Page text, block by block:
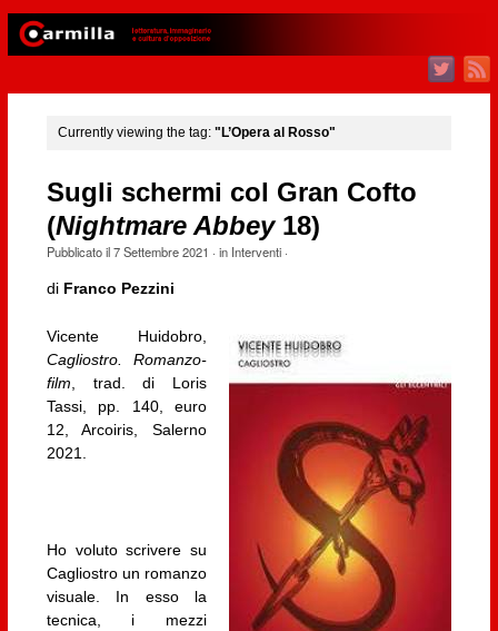
Currently viewing the tag: "L’Opera al Rosso"
Sugli schermi col Gran Cofto
(Nightmare Abbey18)
Pubblicato il7 Settembre 2021 · in Interventi·
di Franco Pezzini
Vicente Huidobro,
Cagliostro. Romanzo-
film, trad. di Loris
Tassi, pp. 140, euro
12, Arcoiris, Salerno
2021.
Ho voluto scrivere su
Cagliostro un romanzo
visuale. In esso la
tecnica, i mezzi